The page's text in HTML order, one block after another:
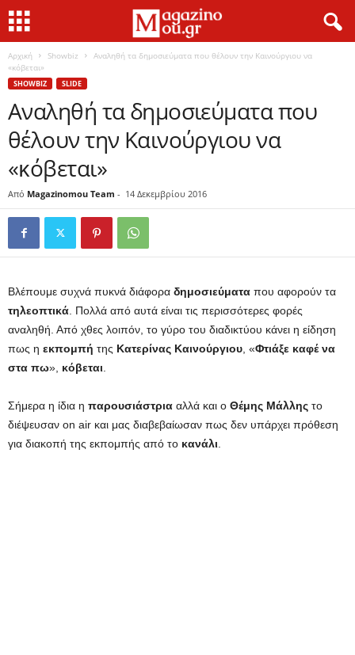
Αρχική Showbiz
Αναληθή τα δημοσιεύματα που θέλουν την Καινούργιου να
«κόβεται»
SHOWBIZ SLIDE
Αναληθή τα δημοσιεύματα που
θέλουν την Καινούργιου να
«κόβεται»
Από Magazinomou Team - 14 Δεκεμβρίου 2016
Βλέπουμε συχνά πυκνά διάφορα δημοσιεύματα που αφορούν τα
τηλεοπτικά . Πολλά από αυτά είναι τις περισσότερες φορές
αναληθή. Από χθες λοιπόν, το γύρο του διαδικτύου κάνει η είδηση
πως η εκπομπή της Κατερίνας Καινούργιου , «Φτιάξε καφέ να
στα πω», κόβεται
Σήμερα η ίδια η παρουσιάστρια αλλά και ο Θέμης Μάλλης το
διέψευσαν on air και μας διαβεβαίωσαν πως δεν υπάρχει πρόθεση
για διακοπή της εκπομπής από το κανάλι